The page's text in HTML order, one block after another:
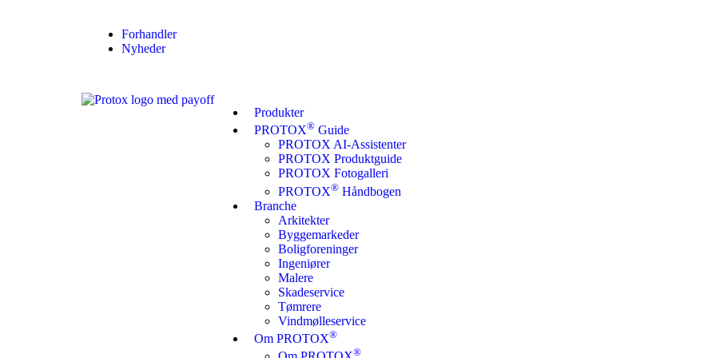
Forhandler
Nyheder
Produkter
PROTOX® Guide
PROTOX AI-Assistenter
PROTOX Produktguide
PROTOX Fotogalleri
PROTOX® Håndbogen
Branche
Arkitekter
Byggemarkeder
Boligforeninger
Ingeniører
Malere
Skadeservice
Tømrere
Vindmølleservice
Om PROTOX®
®